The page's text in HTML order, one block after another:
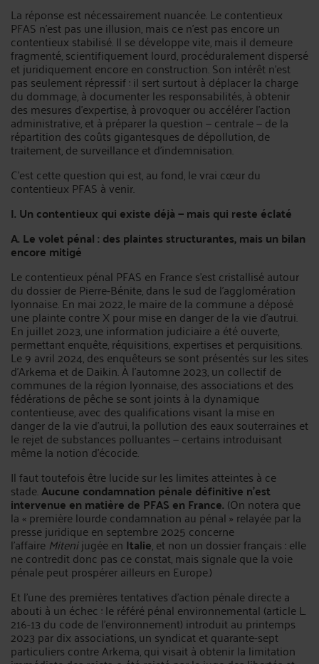
La réponse est nécessairement nuancée. Le contentieux
PFAS n'est pas une illusion, mais ce n'est pas encore un
contentieux stabilisé. Il se développe vite, mais il demeure
fragmenté, scientifiquement lourd, procéduralement dispersé
et juridiquement encore en construction. Son intérêt n'est
pas seulement répressif : il sert surtout à déplacer la charge
du dommage, à documenter les responsabilités, à obtenir
des mesures d'expertise, à provoquer ou accélérer l'action
administrative, et à préparer la question — centrale — de la
répartition des coûts gigantesques de dépollution, de
traitement, de surveillance et d'indemnisation.
C'est cette question qui est, au fond, le vrai cœur du
contentieux PFAS à venir.
I. Un contentieux qui existe déjà — mais qui reste éclaté
A. Le volet pénal : des plaintes structurantes, mais un bilan
encore mitigé
Le contentieux pénal PFAS en France s'est cristallisé autour
du dossier de Pierre-Bénite, dans le sud de l'agglomération
lyonnaise. En mai 2022, le maire de la commune a déposé
une plainte contre X pour mise en danger de la vie d'autrui.
En juillet 2023, une information judiciaire a été ouverte,
permettant enquête, réquisitions, expertises et perquisitions.
Le 9 avril 2024, des enquêteurs se sont présentés sur les sites
d'Arkema et de Daikin. À l'automne 2023, un collectif de
communes de la région lyonnaise, des associations et des
fédérations de pêche se sont joints à la dynamique
contentieuse, avec des qualifications visant la mise en
danger de la vie d'autrui, la pollution des eaux souterraines et
le rejet de substances polluantes — certains introduisant
même la notion d'écocide.
Il faut toutefois être lucide sur les limites atteintes à ce
stade.Aucune condamnation pénale définitive n'est
intervenue en matière de PFAS en France. (On notera que
la « première lourde condamnation au pénal » relayée par la
presse juridique en septembre 2025 concerne
l'affaireMitenijugée en Italie, et non un dossier français : elle
ne contredit donc pas ce constat, mais signale que la voie
pénale peut prospérer ailleurs en Europe.)
Et l'une des premières tentatives d'action pénale directe a
abouti à un échec : le référé pénal environnemental (article L.
216-13 du code de l'environnement) introduit au printemps
2023 par dix associations, un syndicat et quarante-sept
particuliers contre Arkema, qui visait à obtenir la limitation